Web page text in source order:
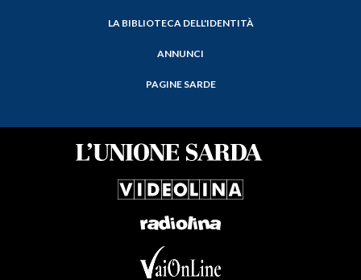
LA BIBLIOTECA DELL'IDENTITÀ
ANNUNCI
PAGINE SARDE